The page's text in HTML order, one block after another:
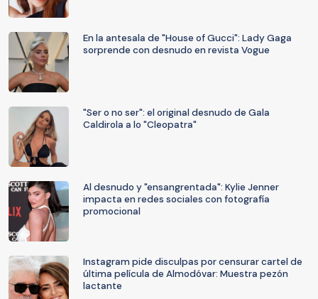
En la antesala de "House of Gucci": Lady Gaga
sorprende con desnudo en revista Vogue
"Ser o no ser": el original desnudo de Gala
Caldirola a lo "Cleopatra"
Al desnudo y "ensangrentada": Kylie Jenner
impacta en redes sociales con fotografía
promocional
Instagram pide disculpas por censurar cartel de
última película de Almodóvar: Muestra pezón
lactante